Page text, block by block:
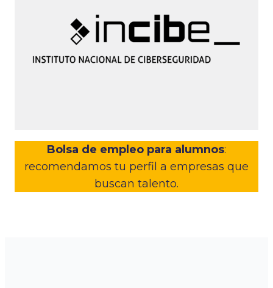
Bolsa de empleo para alumnos:
recomendamos tu perfil a empresas que
buscan talento.